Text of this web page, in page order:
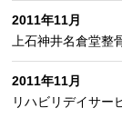
2011年11月
上石神井名倉堂整
2011年11月
リハビリデイサー